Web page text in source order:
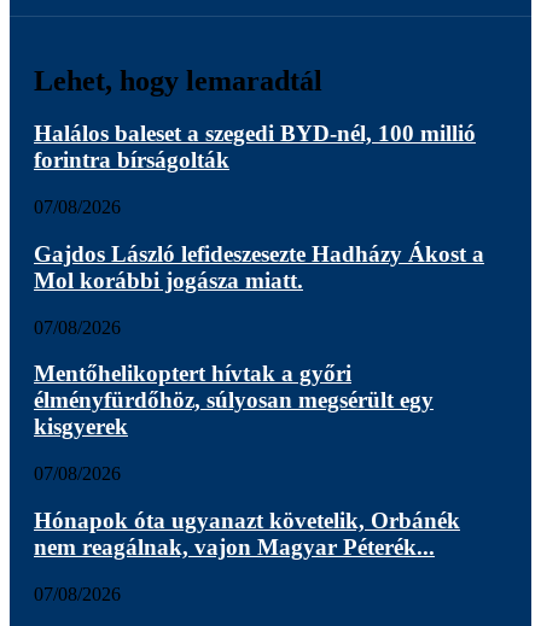
Lehet, hogy lemaradtál
Halálos baleset a szegedi BYD-nél, 100 millió
forintra bírságolták
07/08/2026
Gajdos László lefideszesezte Hadházy Ákost a
Mol korábbi jogásza miatt.
07/08/2026
Mentőhelikoptert hívtak a győri
élményfürdőhöz, súlyosan megsérült egy
kisgyerek
07/08/2026
Hónapok óta ugyanazt követelik, Orbánék
nem reagálnak, vajon Magyar Péterék...
07/08/2026